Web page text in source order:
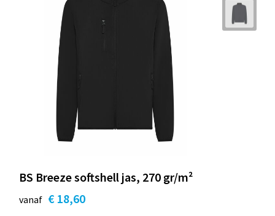
BS Breeze softshell jas, 270 gr/m²
vanaf € 18,60